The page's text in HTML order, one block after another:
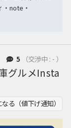
・note・
5 （交渉中 : - ）
グルメInsta
る（値下げ通知）